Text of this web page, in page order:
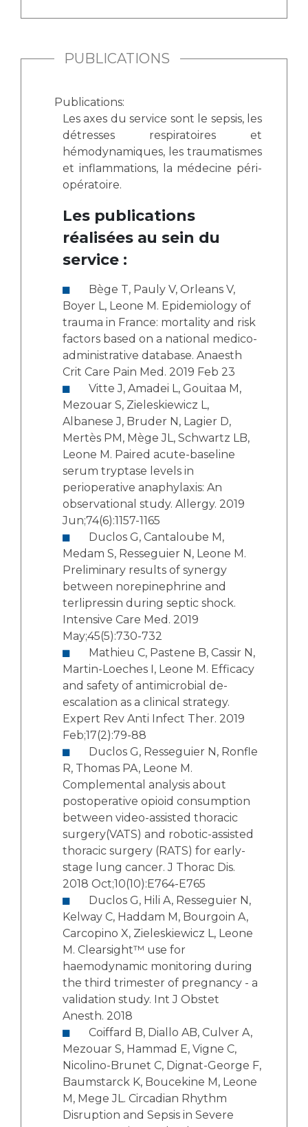
PUBLICATIONS
Publications:
Les axes du service sont le sepsis, les
détresses respiratoires et
hémodynamiques, les traumatismes
et inflammations, la médecine péri-
opératoire.
Les publications
réalisées au sein du
service :
Boyer L, Leone M. Epidemiology of
trauma in France: mortality and risk
factors based on a national medico-
administrative database. Anaesth
Crit Care Pain Med. 2019 Feb 23
Mezouar S, Zieleskiewicz L,
Albanese J, Bruder N, Lagier D,
Mertès PM, Mège JL, Schwartz LB,
Leone M. Paired acute-baseline
serum tryptase levels in
perioperative anaphylaxis: An
observational study. Allergy. 2019
Jun;74(6):1157-1165
Medam S, Resseguier N, Leone M.
Preliminary results of synergy
between norepinephrine and
terlipressin during septic shock.
Intensive Care Med. 2019
May;45(5):730-732
Martin-Loeches I, Leone M. Efficacy
and safety of antimicrobial de-
escalation as a clinical strategy.
Expert Rev Anti Infect Ther. 2019
Feb;17(2):79-88
R, Thomas PA, Leone M.
Complemental analysis about
postoperative opioid consumption
between video-assisted thoracic
surgery(VATS) and robotic-assisted
thoracic surgery (RATS) for early-
stage lung cancer. J Thorac Dis.
2018 Oct;10(10):E764-E765
Kelway C, Haddam M, Bourgoin A,
Carcopino X, Zieleskiewicz L, Leone
M. Clearsight™ use for
haemodynamic monitoring during
the third trimester of pregnancy - a
validation study. Int J Obstet
Anesth. 2018
Mezouar S, Hammad E, Vigne C,
Nicolino-Brunet C, Dignat-George F,
Baumstarck K, Boucekine M, Leone
M, Mege JL. Circadian Rhythm
Disruption and Sepsis in Severe